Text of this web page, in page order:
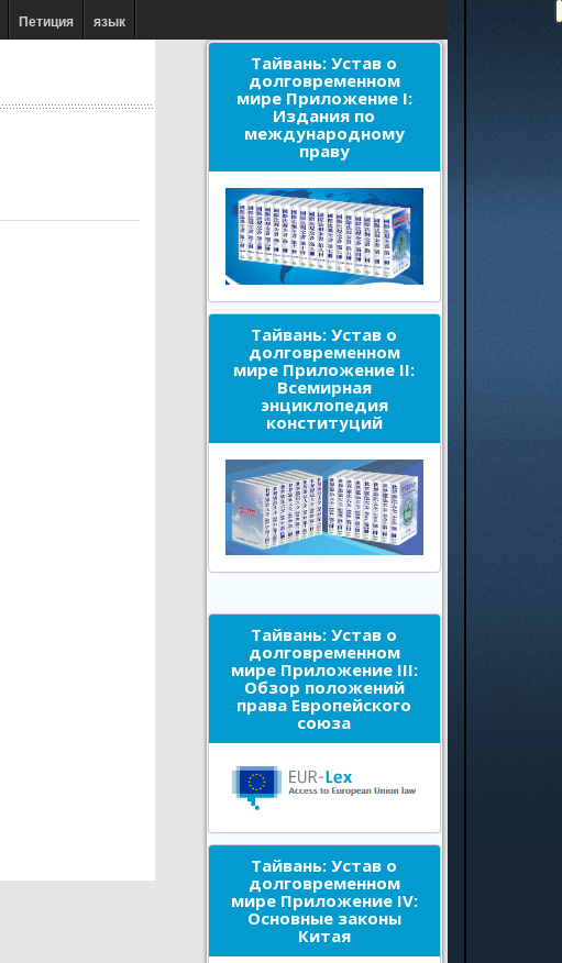
Петиция язык
Тайвань: Устав о
долговременном
мире Приложение I:
Издания по
международному
праву
Тайвань: Устав о
долговременном
мире Приложение II:
Всемирная
энциклопедия
конституций
Тайвань: Устав о
долговременном
мире Приложение III:
Обзор положений
права Европейского
союза
Тайвань: Устав о
долговременном
мире Приложение IV:
Основные законы
Китая